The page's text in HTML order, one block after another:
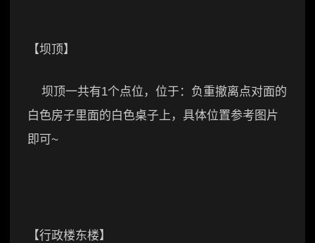
【坝顶】
坝顶一共有1个点位，位于：负重撤离点对面的
白色房子里面的白色桌子上，具体位置参考图片
即可~
【行政楼东楼】